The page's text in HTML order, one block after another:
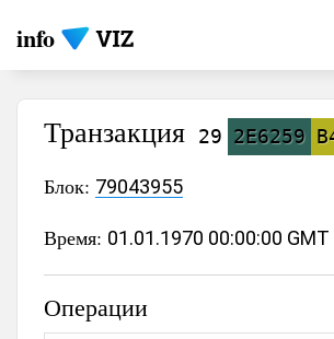
info
Транзакция 29 2E6259
Блок: 79043955
Время: 01.01.1970 00:00:00 GMT
Операции